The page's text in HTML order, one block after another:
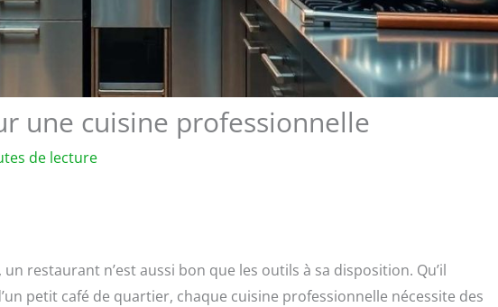
une cuisine professionnelle
de lecture
restaurant n’est aussi bon que les outils à sa disposition. Qu’il
petit café de quartier, chaque cuisine professionnelle nécessite des